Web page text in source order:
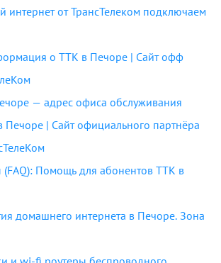
интернет от ТрансТелеком подключаем
о ТТК в Печоре | Сайт офф
— адрес офиса обслуживания
| Сайт официального партнёра
(FAQ): Помощь для абонентов ТТК в
домашнего интернета в Печоре. Зона